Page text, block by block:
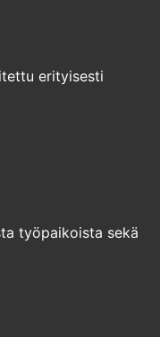
erityisesti
työpaikoista sekä